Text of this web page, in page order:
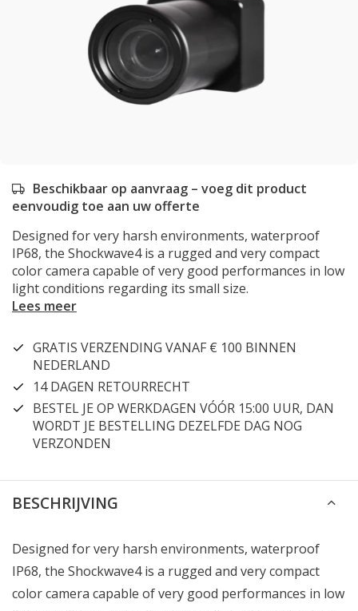
Beschikbaar op aanvraag – voeg dit product
eenvoudig toe aan uw offerte
Designed for very harsh environments, waterproof
IP68, the Shockwave4 is a rugged and very compact
color camera capable of very good performances in low
light conditions regarding its small size.
Lees meer
GRATIS VERZENDING VANAF € 100 BINNEN
NEDERLAND
14 DAGEN RETOURRECHT
BESTEL JE OP WERKDAGEN VÓÓR 15:00 UUR, DAN
WORDT JE BESTELLING DEZELFDE DAG NOG
VERZONDEN
BESCHRIJVING
Designed for very harsh environments, waterproof
IP68, the Shockwave4 is a rugged and very compact
color camera capable of very good performances in low